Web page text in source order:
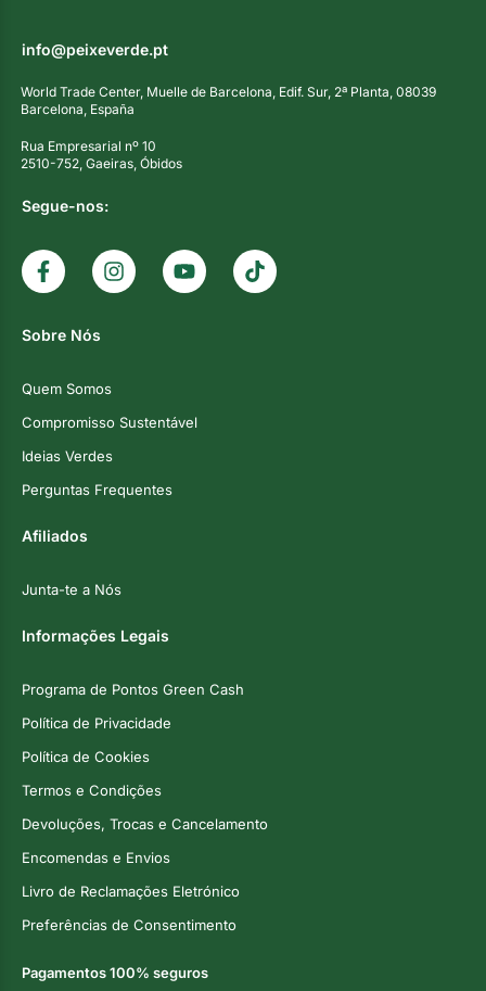
info@peixeverde.pt
World Trade Center, Muelle de Barcelona, Edif. Sur, 2ª Planta, 08039
Barcelona, España
Rua Empresarial nº 10
2510-752, Gaeiras, Óbidos
Segue-nos:
Sobre Nós
Quem Somos
Compromisso Sustentável
Ideias Verdes
Perguntas Frequentes
Afiliados
Junta-te a Nós
Informações Legais
Programa de Pontos Green Cash
Política de Privacidade
Política de Cookies
Termos e Condições
Devoluções, Trocas e Cancelamento
Encomendas e Envios
Livro de Reclamações Eletrónico
Preferências de Consentimento
Pagamentos 100% seguros